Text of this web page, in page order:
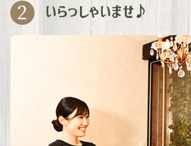
2 いらっしゃいませ♪